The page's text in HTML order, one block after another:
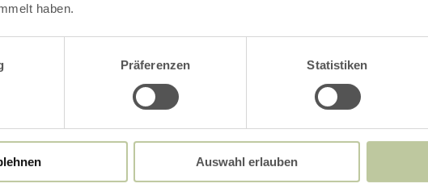
haben.
Präferenzen Statistiken
Auswahl erlauben